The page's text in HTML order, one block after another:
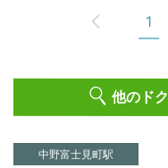
1
他のド
中野富士見町駅